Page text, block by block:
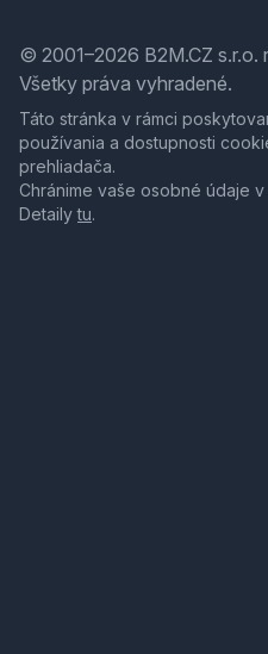
© 2001–2026 B2M.CZ s.r.o.
Všetky práva vyhradené.
Táto stránka v rámci
používania a dostupnosti
prehliadača.
Chránime vaše osobné údaje v
Detailytu.